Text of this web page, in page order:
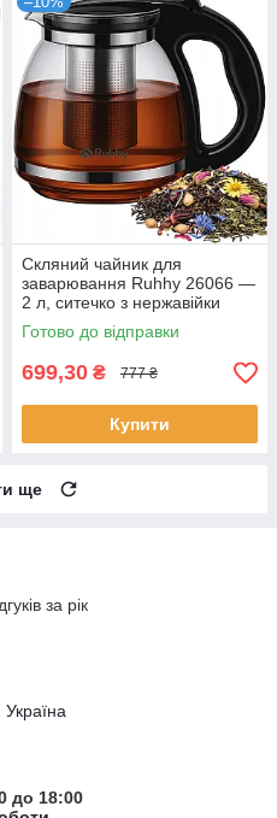
Скляний чайник для
заварювання Ruhhy 26066 —
2 л, ситечко з нержавійки
Готово до відправки
699,30 ₴ 777 ₴
Купити
ще
за рік
до 18:00